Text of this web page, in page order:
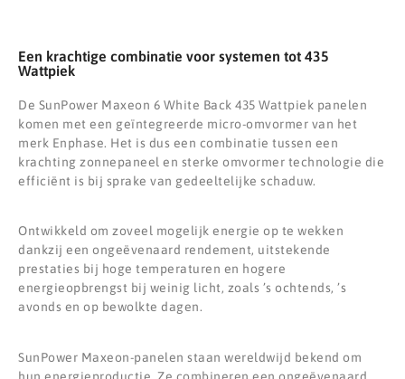
Een krachtige combinatie voor systemen tot 435
Wattpiek
De SunPower Maxeon 6 White Back 435 Wattpiek panelen
komen met een geïntegreerde micro-omvormer van het
merk Enphase. Het is dus een combinatie tussen een
krachting zonnepaneel en sterke omvormer technologie die
efficiënt is bij sprake van gedeeltelijke schaduw.
Ontwikkeld om zoveel mogelijk energie op te wekken
dankzij een ongeëvenaard rendement, uitstekende
prestaties bij hoge temperaturen en hogere
energieopbrengst bij weinig licht, zoals ’s ochtends, ’s
avonds en op bewolkte dagen.
SunPower Maxeon-panelen staan wereldwijd bekend om
hun energieproductie. Ze combineren een ongeëvenaard